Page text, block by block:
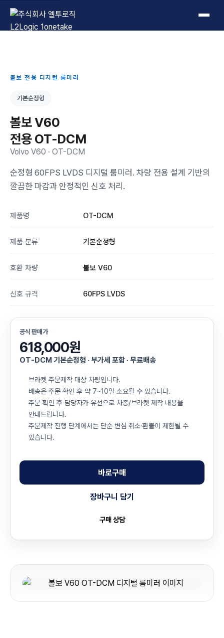
L2Logic 1onetake
볼보 전용 디지털 룸미러
기본순정형
볼보 V60
전용 OT-DCM
Volvo V60 · OT-DCM
순정형 60FPS LVDS 디지털 룸미러. 차량 전용 설계 기반의
깔끔한 마감과 안정적인 신호 처리.
제품명 OT-DCM
제품 분류 기본순정형
호환 차량 볼보 V60
신호 규격 60FPS LVDS
공식 판매가
618,000원
OT-DCM 기본순정형 · 부가세 포함 · 무료배송
브라켓 주문제작 대상 차량입니다.
배송은 주문 확인 후 약 7~10일 소요될 수 있습니다.
주문 확인 후 담당자가 유선으로 차종/브라켓 제작 내용을
안내드립니다.
주문제작 진행 단계에서는 단순 변심 취소·환불이 제한될 수
있습니다.
바로구매
장바구니 담기
구매 상담